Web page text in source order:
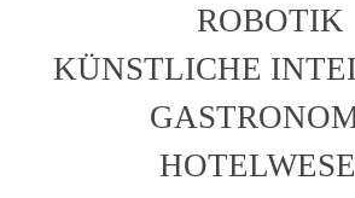
ROBOTIK
KÜNSTLICHE